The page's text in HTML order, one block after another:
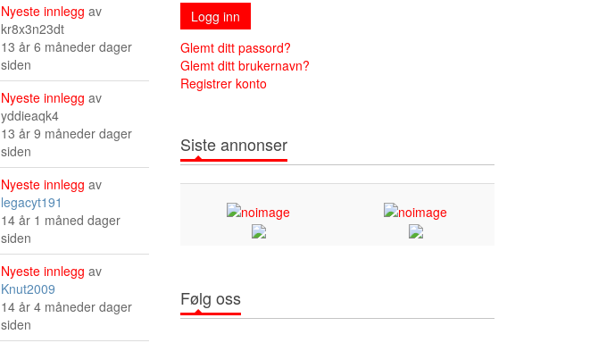
Nyeste innlegg av
kr8x3n23dt
13 år 6 måneder dager
siden
Nyeste innlegg av
yddieaqk4
13 år 9 måneder dager
siden
Nyeste innlegg av
legacyt191
14 år 1 måned dager
siden
Nyeste innlegg av
Knut2009
14 år 4 måneder dager
siden
Logg inn
Glemt ditt passord?
Glemt ditt brukernavn?
Registrer konto
Siste annonser
Følg oss